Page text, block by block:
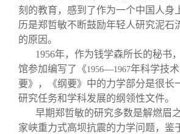
刻的教育，感到了作为一个中国人身
历是郑哲敏不断鼓励年轻人研究泥石
的原因。
1956年，作为钱学森所长的秘书
馆参加编写了《1956—1967年科学技
要》，《纲要》中的力学部分是很长
研究任务和学科发展的纲领性文件。
早期郑哲敏的研究多数是解燃眉
家峡重力式高坝抗震的力学问题，鉴